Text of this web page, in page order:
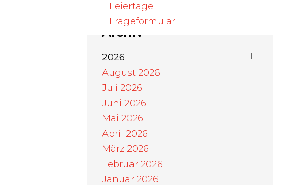
Feiertage
Frageformular
Archiv
2026
August 2026
Juli 2026
Juni 2026
Mai 2026
April 2026
März 2026
Februar 2026
Januar 2026